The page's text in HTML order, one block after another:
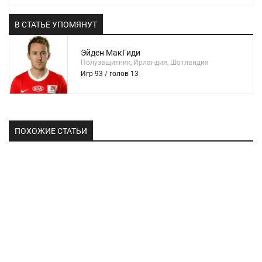
В СТАТЬЕ УПОМЯНУТ
Эйден МакГиди
Полузащитник, Ирландия, Шотландия
Игр 93 / голов 13
ПОХОЖИЕ СТАТЬИ